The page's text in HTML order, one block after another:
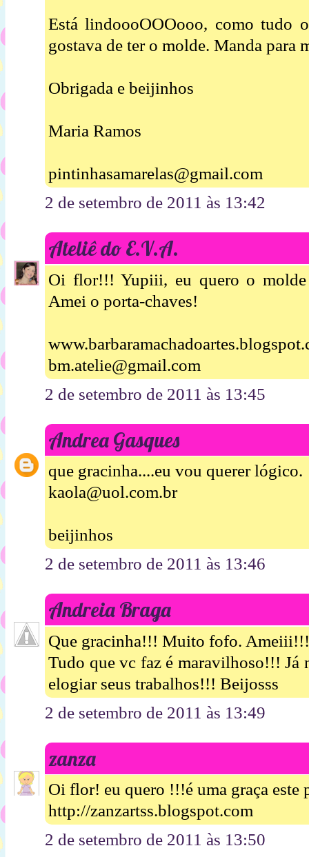
Está lindoooOOOooo, como tudo
gostava de ter o molde. Manda para
Obrigada e beijinhos
Maria Ramos
pintinhasamarelas@gmail.com
2 de setembro de 2011 às 13:42
Ateliê do E.V.A.
Oi flor!!! Yupiii, eu quero o molde
Amei o porta-chaves!
bm.atelie@gmail.com
2 de setembro de 2011 às 13:45
Andrea Gasques
que gracinha....eu vou querer lógico.
kaola@uol.com.br
beijinhos
2 de setembro de 2011 às 13:46
Andreia Braga
Que gracinha!!! Muito fofo. Ameiii!!!
Tudo que vc faz é maravilhoso!!! Já
elogiar seus trabalhos!!! Beijosss
2 de setembro de 2011 às 13:49
zanza
Oi flor! eu quero !!!é uma graça este
http://zanzartss.blogspot.com
2 de setembro de 2011 às 13:50